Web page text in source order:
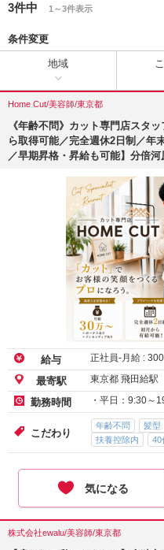
3件中 1～3件表示
条件変更
地域
Home Cut/美容師/東京都
《年齢不問》カット専門店スタ
ら取得可能／完全週休2日制／年
／早期昇格・昇給も可能】分倍
給与 正社員-月給 :
最寄駅 東京都 飛田給駅
勤務時間
こだわり
年齢不問 髪型
扶養控除内
40
気になる
株式会社ewalu/美容師/東京都